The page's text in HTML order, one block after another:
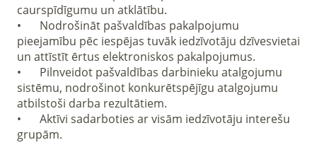
caurspīdīgumu un atklātību.
•	Nodrošināt pašvaldības pakalpojumu
pieejamību pēc iespējas tuvāk iedzīvotāju dzīvesvietai
un attīstīt ērtus elektroniskos pakalpojumus.
•	Pilnveidot pašvaldības darbinieku atalgojumu
sistēmu, nodrošinot konkurētspējīgu atalgojumu
atbilstoši darba rezultātiem.
•	Aktīvi sadarboties ar visām iedzīvotāju interešu
grupām.